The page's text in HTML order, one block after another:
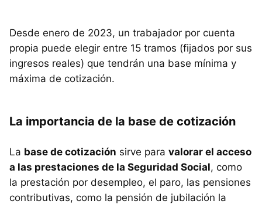
Desde enero de 2023, un trabajador por cuenta
propia puede elegir entre 15 tramos (fijados por sus
ingresos reales) que tendrán una base mínima y
máxima de cotización.
La importancia de la base de cotización
La base de cotización sirve para valorar el acceso
a las prestaciones de la Seguridad Social, como
la prestación por desempleo, el paro, las pensiones
contributivas, como la pensión de jubilación la